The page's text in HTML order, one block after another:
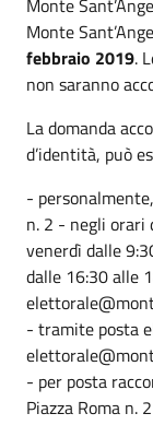
Monte
Monte
febbraio 2019.
non saranno
La domanda
d’identità, può
-
n. 2 - negli orari
venerdì dalle
dalle 16:30 alle
- tramite posta
- per posta
Piazza Roma n.